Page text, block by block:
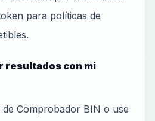
para políticas de
resultados con mi
Comprobador BIN o use